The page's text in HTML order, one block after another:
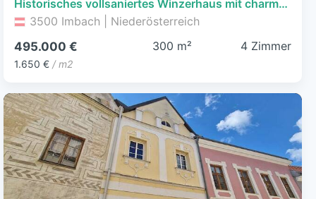
Historisches vollsaniertes Winzerhaus mit charmantem Innenhof und Weinkeller
3500 Imbach | Niederösterreich
495.000 €
1.650 € / m2
300 m² 4 Zimmer